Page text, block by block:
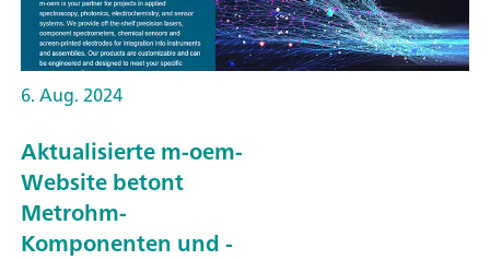
6. Aug. 2024
Aktualisierte m-oem-
Website betont
Metrohm-
Komponenten und -